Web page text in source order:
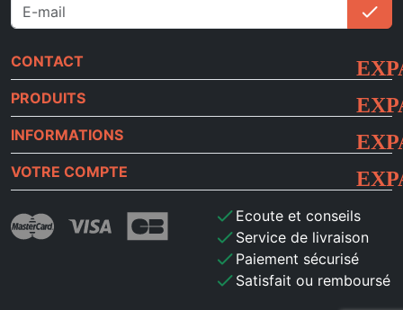
check
CONTACT
PRODUITS
INFORMATIONS
VOTRE COMPTE
check Ecoute et conseils
check Service de livraison
check Paiement sécurisé
check Satisfait ou remboursé